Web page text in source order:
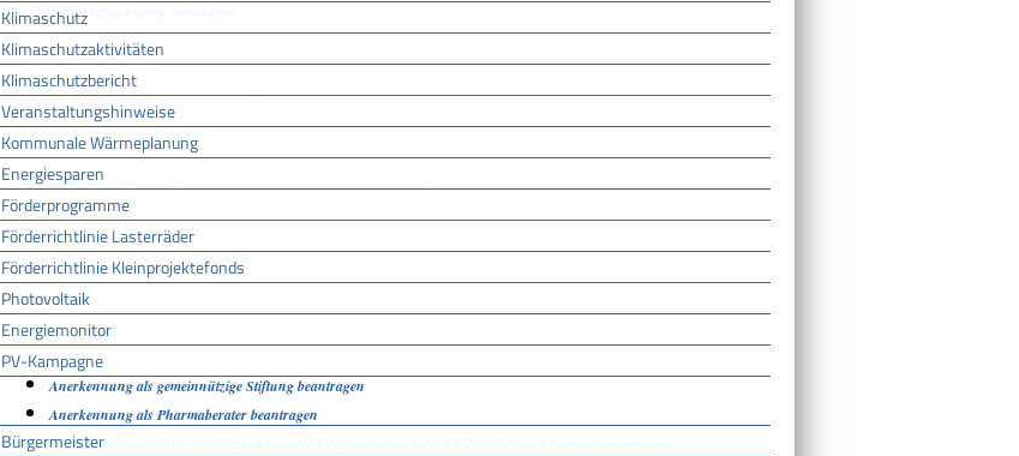
Klimaschutz
Klimaschutzaktivitäten
Klimaschutzbericht
Veranstaltungshinweise
Kommunale Wärmeplanung
Energiesparen
Förderprogramme
Förderrichtlinie Lasterräder
Förderrichtlinie Kleinprojektefonds
Photovoltaik
Energiemonitor
PV-Kampagne
Rathaus
Bürgermeister
Berufsbezeichnung beantragen
Altersrente - Rente bei vorzeitigem Eintritt in den Ruhestand beantragen
Altersrente für besonders langjährig Versicherte beantragen
Altersrente für schwerbehinderte Menschen beantragen
Amtliche Meldebestätigung ausstellen
Andere Strafanzeige stellen
Änderung bezüglich des Betriebs gentechnischer Anlagen mitteilen
Änderung der Gemeinschaftslizenz beantragen
Änderung des Entwicklungsziels einer Ökokonto-Maßnahme beantragen
Änderung des Wohnsitzes innerhalb derselben Stadt oder Gemeinde melden
Änderung nach Beantragung oder bei Bezug von Bürgergeld mitteilen
Änderung persönlicher Daten der Hochschule mitteilen
Änderungen an die Krankenkasse melden
Anerkennung als gemeinnützige Stiftung beantragen
Anerkennung als Pharmaberater beantragen
Anerkennung als Prüf-, Zertifizierung- oder Überwachungsstelle (PÜZ-Stelle) nach Landesbauordnung